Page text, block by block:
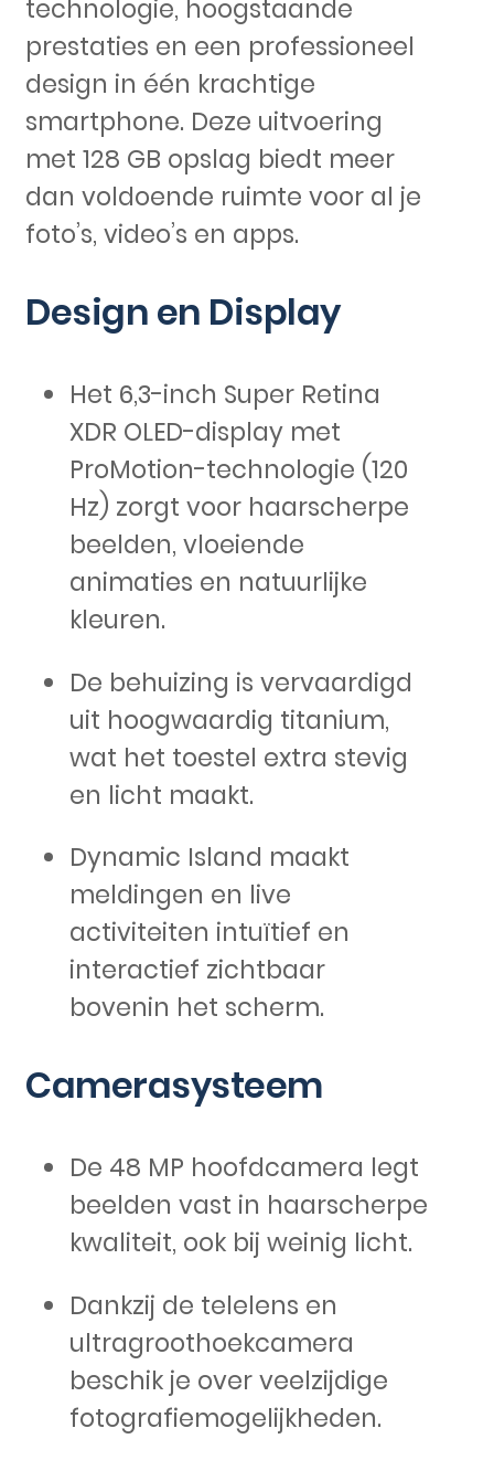
technologie, hoogstaande
prestaties en een professioneel
design in één krachtige
smartphone. Deze uitvoering
met 128 GB opslag biedt meer
dan voldoende ruimte voor al je
foto’s, video’s en apps.
Design en Display
Het 6,3-inch Super Retina
XDR OLED-display met
ProMotion-technologie (120
Hz) zorgt voor haarscherpe
beelden, vloeiende
animaties en natuurlijke
kleuren.
De behuizing is vervaardigd
uit hoogwaardig titanium,
wat het toestel extra stevig
en licht maakt.
Dynamic Island maakt
meldingen en live
activiteiten intuïtief en
interactief zichtbaar
bovenin het scherm.
Camerasysteem
De 48 MP hoofdcamera legt
beelden vast in haarscherpe
kwaliteit, ook bij weinig licht.
Dankzij de telelens en
ultragroothoekcamera
beschik je over veelzijdige
fotografiemogelijkheden.